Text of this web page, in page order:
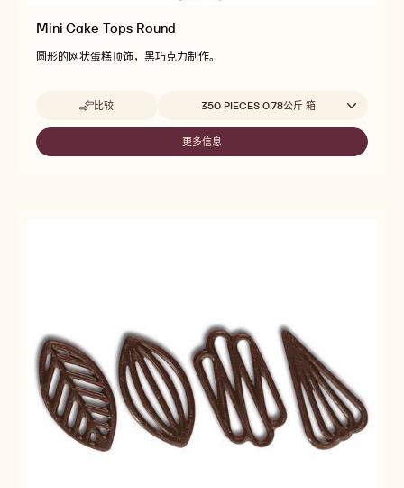
Mini Cake Tops Round
圆形的网状蛋糕顶饰，黑巧克力制作。
比较
-
MINI
TOPS
Beschikbare maten
350 PIECES 0.78公斤 箱
更多信息
-